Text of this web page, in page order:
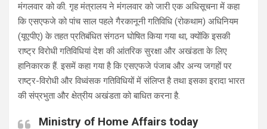
मंगलवार को की. गृह मंत्रालय ने मंगलवार को जारी एक अधिसूचना में कहा
कि एसएफजे को पांच साल पहले गैरकानूनी गतिविधि (रोकथाम) अधिनियम
(यूएपीए) के तहत प्रतिबंधित संगठन घोषित किया गया था, क्योंकि इसकी
राष्ट्र विरोधी गतिविधियां देश की आंतरिक सुरक्षा और अखंडता के लिए
हानिकारक हैं. इसमें कहा गया है कि एसएफजे पंजाब और अन्य जगहों पर
राष्ट्र-विरोधी और विध्वंसक गतिविधियों में संलिप्त है तथा इसका इरादा भारत
की संप्रभुता और क्षेत्रीय अखंडता को बाधित करना है.
Ministry of Home Affairs today